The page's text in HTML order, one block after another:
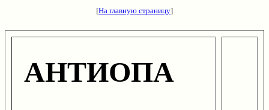
[На главную страницу]
АНТИОПА